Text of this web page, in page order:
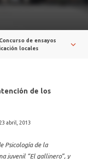
Concurso de ensayos
locales
de los
23 abril, 2013
Psicología de la
juvenil “El gallinero”, y